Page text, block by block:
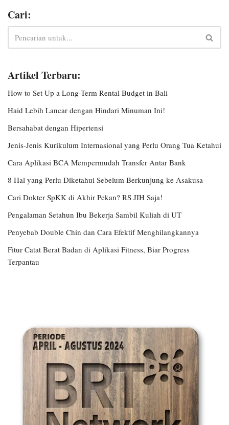
Cari:
Artikel Terbaru:
How to Set Up a Long-Term Rental Budget in Bali
Haid Lebih Lancar dengan Hindari Minuman Ini!
Bersahabat dengan Hipertensi
Jenis-Jenis Kurikulum Internasional yang Perlu Orang Tua Ketahui
Cara Aplikasi BCA Mempermudah Transfer Antar Bank
8 Hal yang Perlu Diketahui Sebelum Berkunjung ke Asakusa
Cari Dokter SpKK di Akhir Pekan? RS JIH Saja!
Pengalaman Setahun Ibu Bekerja Sambil Kuliah di UT
Penyebab Double Chin dan Cara Efektif Menghilangkannya
Fitur Catat Berat Badan di Aplikasi Fitness, Biar Progress
Terpantau